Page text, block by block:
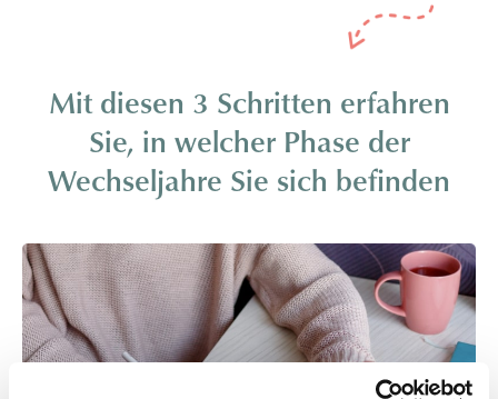
Mit diesen 3 Schritten erfahren
Sie, in welcher Phase der
Wechseljahre Sie sich befinden